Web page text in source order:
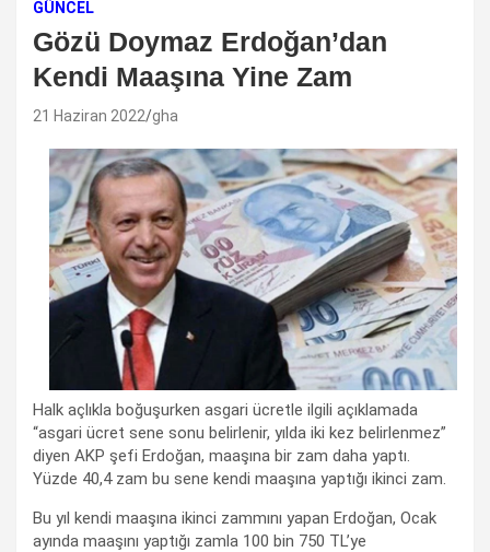
GÜNCEL
Gözü Doymaz Erdoğan’dan
Kendi Maaşına Yine Zam
21 Haziran 2022 gha
Halk açlıkla boğuşurken asgari ücretle ilgili açıklamada
“asgari ücret sene sonu belirlenir, yılda iki kez belirlenmez”
diyen AKP şefi Erdoğan, maaşına bir zam daha yaptı.
Yüzde 40,4 zam bu sene kendi maaşına yaptığı ikinci zam.
Bu yıl kendi maaşına ikinci zammını yapan Erdoğan, Ocak
ayında maaşını yaptığı zamla 100 bin 750 TL’ye